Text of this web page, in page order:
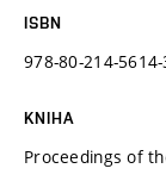
ISBN
978-80-214-5614-
KNIHA
Proceedings of